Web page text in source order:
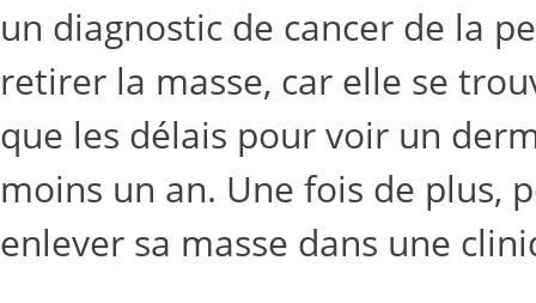
un diagnostic de cancer de la
retirer la masse, car elle se
que les délais pour voir un
moins un an. Une fois de plus,
enlever sa masse dans une